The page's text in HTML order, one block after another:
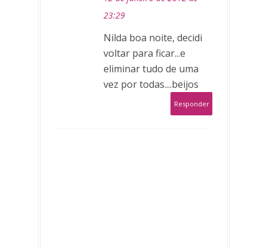
23:29
Nilda boa noite, decidi
voltar para ficar...e
eliminar tudo de uma
vez por todas....beijos
Responder